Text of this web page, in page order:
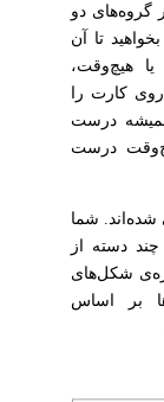
گروه‌های دو
تا آن
هیچ‌وقت،
کارت را
همیشه درست
درست
شما
دسته از
شکل‌های
بر اساس